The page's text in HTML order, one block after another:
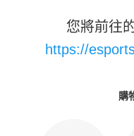
您將前往
https://
購